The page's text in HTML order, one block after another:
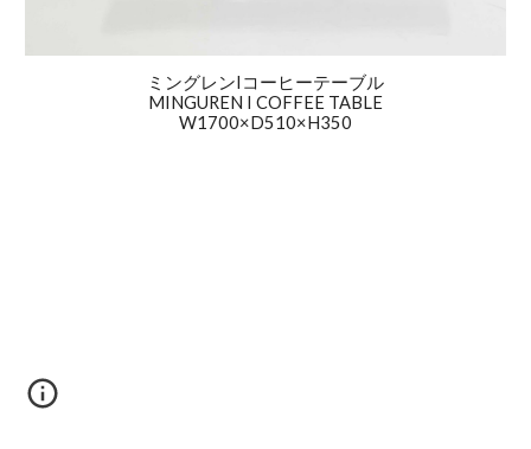
ミングレンIコーヒーテーブル
MINGUREN I COFFEE TABLE
W1700×D510×H350